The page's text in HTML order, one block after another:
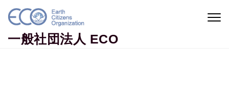
Skip to content
一般社団法人 ECO